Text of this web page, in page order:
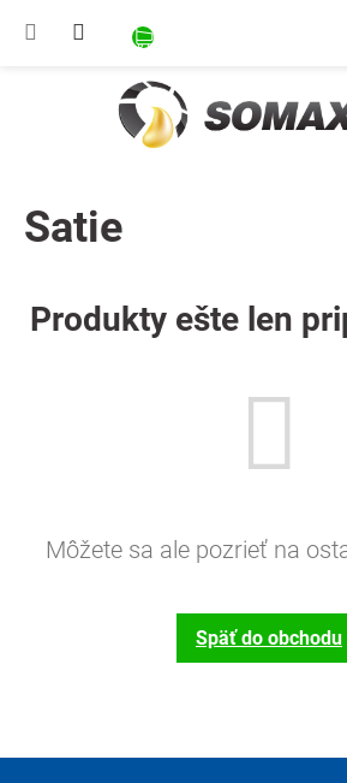
NÁKUPNÝ KOŠÍK
Satie
Produkty ešte len
Môžete sa ale pozrieť na
Späť do obchodu